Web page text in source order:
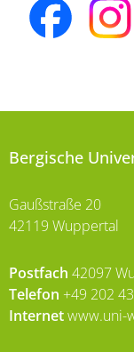
Bergische
Gaußstraße 20
42119 Wuppertal
Postfach 42097
Telefon +49 202
Internetwww.uni-